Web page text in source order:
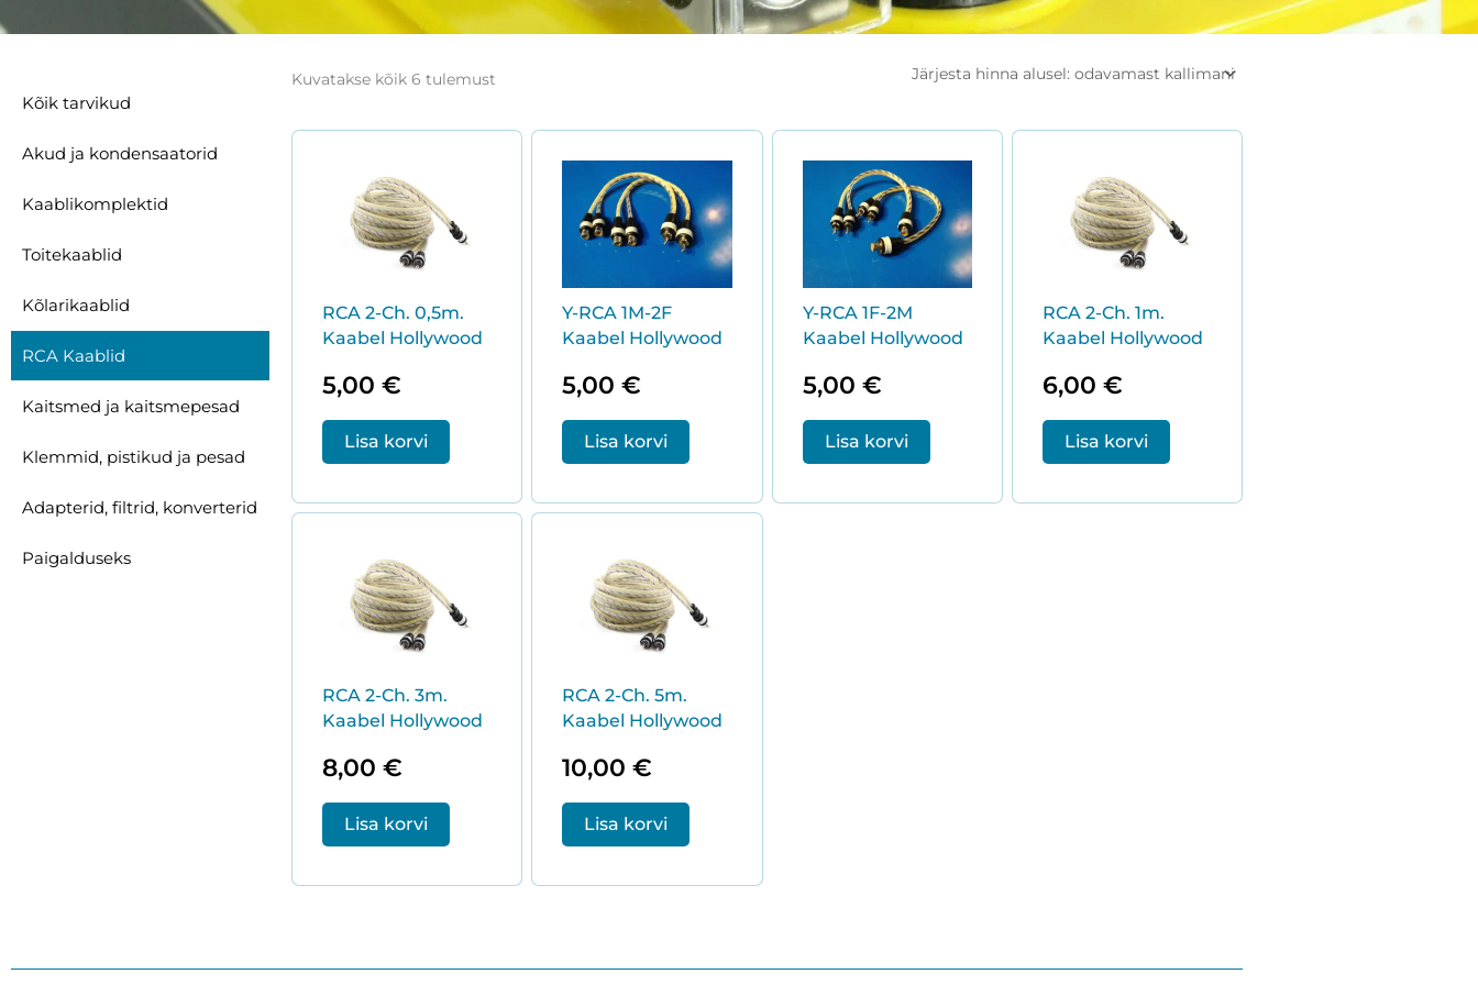
Kõik tarvikud
Akud ja kondensaatorid
Kaablikomplektid
Toitekaablid
Kõlarikaablid
RCA Kaablid
Kaitsmed ja kaitsmepesad
Klemmid, pistikud ja pesad
Adapterid, filtrid, konverterid
Paigalduseks
Kuvatakse kõik 6 tulemust
RCA 2-Ch. 0,5m.
Kaabel Hollywood
5,00€
Lisa korvi
Y-RCA 1M-2F
Kaabel Hollywood
5,00€
Lisa korvi
Y-RCA 1F-2M
Kaabel Hollywood
5,00 €
Lisa korvi
RCA 2-Ch. 1m.
Kaabel Hollywood
6,00 €
Lisa korvi
RCA 2-Ch. 3m.
Kaabel Hollywood
8,00€
Lisa korvi
RCA 2-Ch. 5m.
Kaabel Hollywood
10,00€
Lisa korvi